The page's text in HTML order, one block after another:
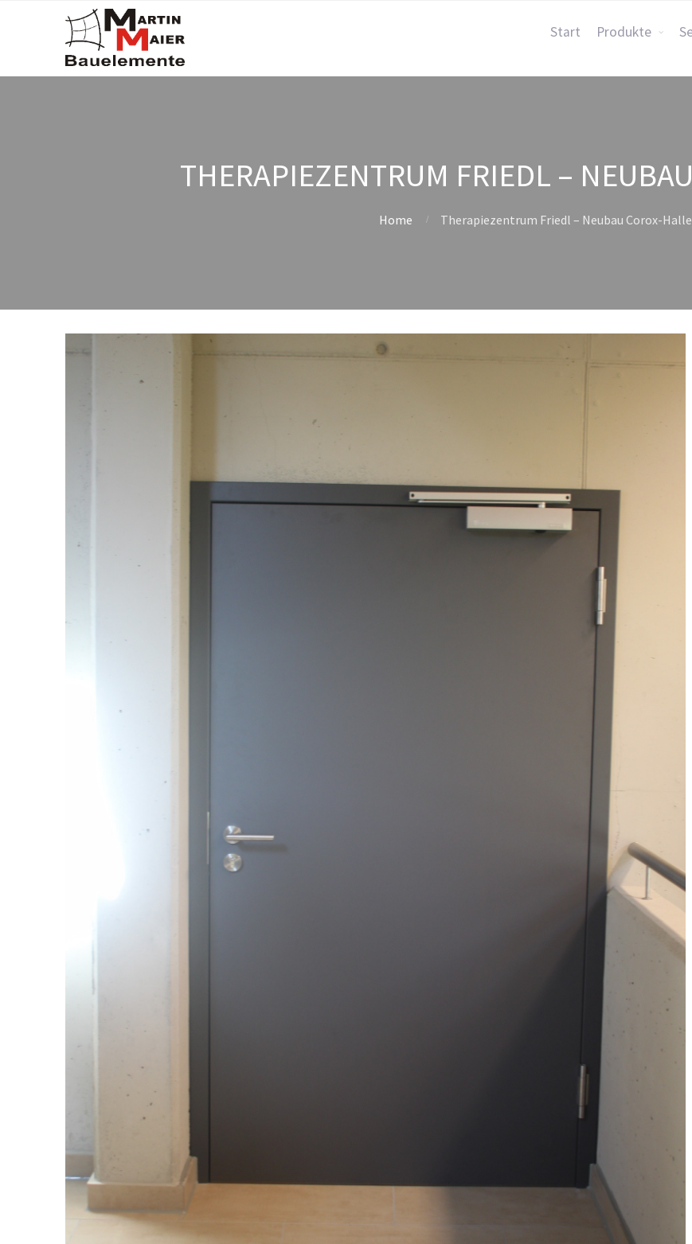
Start Produkte
THERAPIEZENTRUM FRIEDL –
Home Therapiezentrum Friedl – Neubau Corox-Halle